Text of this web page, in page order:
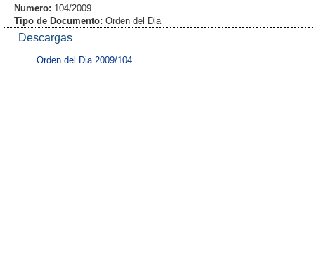
Numero: 104/2009
Tipo de Documento: Orden del Dia
Descargas
Orden del Dia 2009/104